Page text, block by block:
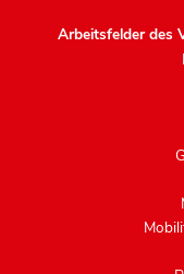
Arbeitsfelder des